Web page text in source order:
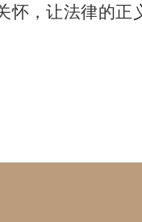
，让法律的正